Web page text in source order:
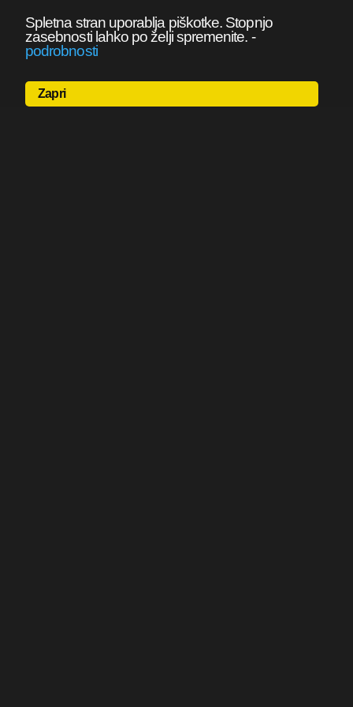
Spletna stran uporablja piškotke. Stopnjo
zasebnosti lahko po želji spremenite. -
podrobnosti
Zapri